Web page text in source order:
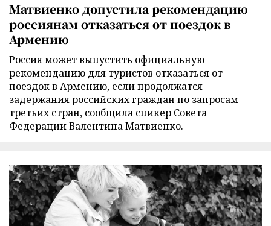
Матвиенко допустила рекомендацию
россиянам отказаться от поездок в
Армению
Россия может выпустить официальную
рекомендацию для туристов отказаться от
поездок в Армению, если продолжатся
задержания российских граждан по запросам
третьих стран, сообщила спикер Совета
Федерации Валентина Матвиенко.